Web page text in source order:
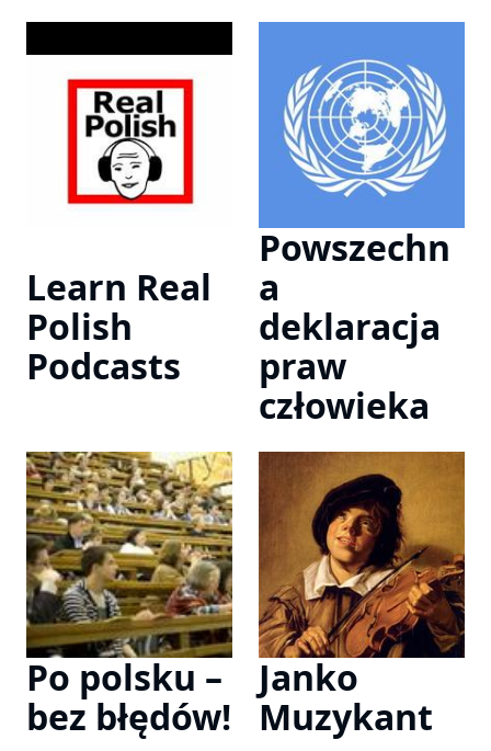
Learn Real
Polish
Podcasts
Powszechn
a
deklaracja
praw
człowieka
Po polsku –
bez błędów!
Janko
Muzykant